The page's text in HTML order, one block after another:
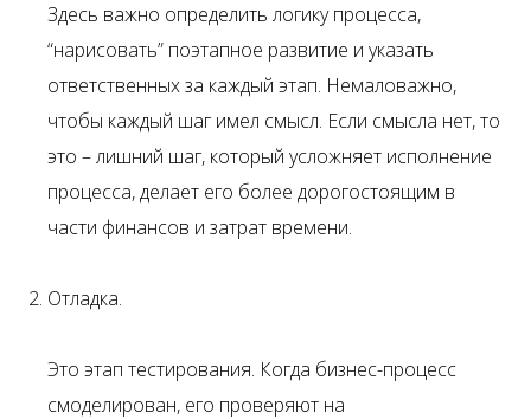
Здесь важно определить логику процесса,
“нарисовать” поэтапное развитие и указать
ответственных за каждый этап. Немаловажно,
чтобы каждый шаг имел смысл. Если смысла нет, то
это – лишний шаг, который усложняет исполнение
процесса, делает его более дорогостоящим в
части финансов и затрат времени.
Отладка.
Это этап тестирования. Когда бизнес-процесс
смоделирован, его проверяют на